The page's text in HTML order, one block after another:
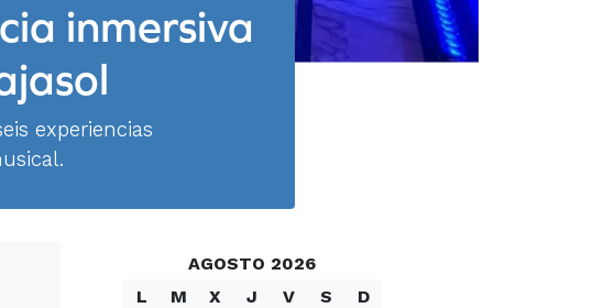
inmersiva
experiencias
AGOSTO 2026
L
M X J V S
D